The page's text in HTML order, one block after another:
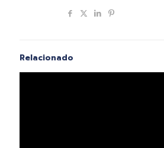
Relacionado